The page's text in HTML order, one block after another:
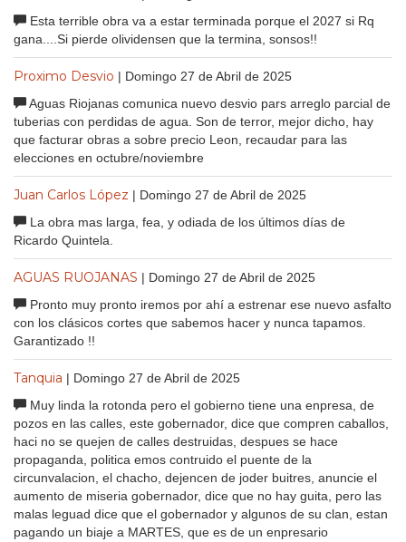
Esta terrible obra va a estar terminada porque el 2027 si Rq
gana....Si pierde olividensen que la termina, sonsos!!
Proximo Desvio | Domingo 27 de Abril de 2025
Aguas Riojanas comunica nuevo desvio pars arreglo parcial de
tuberias con perdidas de agua. Son de terror, mejor dicho, hay
que facturar obras a sobre precio Leon, recaudar para las
elecciones en octubre/noviembre
Juan Carlos López | Domingo 27 de Abril de 2025
La obra mas larga, fea, y odiada de los últimos días de
Ricardo Quintela.
AGUAS RUOJANAS | Domingo 27 de Abril de 2025
Pronto muy pronto iremos por ahí a estrenar ese nuevo asfalto
con los clásicos cortes que sabemos hacer y nunca tapamos.
Garantizado !!
Tanquia | Domingo 27 de Abril de 2025
Muy linda la rotonda pero el gobierno tiene una enpresa, de
pozos en las calles, este gobernador, dice que compren caballos,
haci no se quejen de calles destruidas, despues se hace
propaganda, politica emos contruido el puente de la
circunvalacion, el chacho, dejencen de joder buitres, anuncie el
aumento de miseria gobernador, dice que no hay guita, pero las
malas leguad dice que el gobernador y algunos de su clan, estan
pagando un biaje a MARTES, que es de un enpresario